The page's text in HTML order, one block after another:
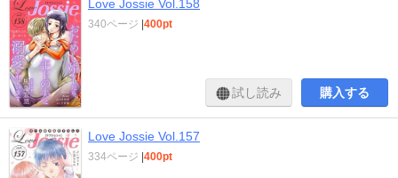
Love Jossie Vol.158
340ページ |400pt
試し読み 購入する
Love Jossie Vol.157
334ページ |400pt